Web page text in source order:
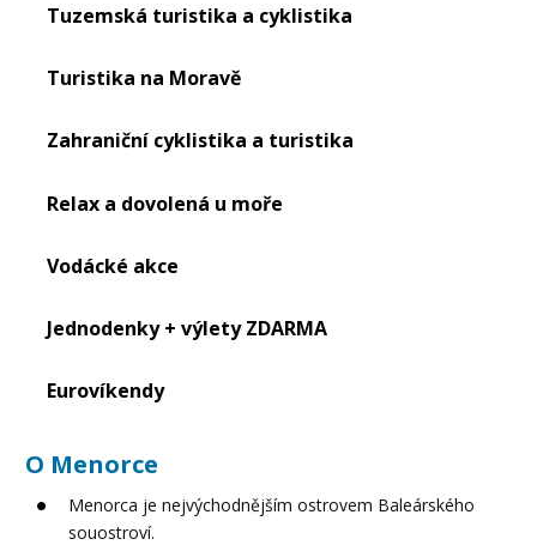
Tuzemská turistika a cyklistika
Turistika na Moravě
Zahraniční cyklistika a turistika
Relax a dovolená u moře
Vodácké akce
Jednodenky + výlety ZDARMA
Eurovíkendy
O Menorce
Menorca je nejvýchodnějším ostrovem Baleárského
souostroví.